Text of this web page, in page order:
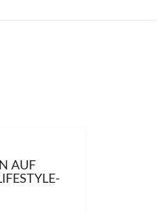
AUF